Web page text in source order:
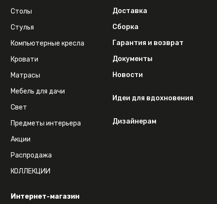
Интернет-магазин
Столы
Стулья
Компьютерные кресла
Кровати
Матрасы
Мебель для дачи
Свет
Предметы интерьера
Акции
Распродажа
КОЛЛЕКЦИИ
Доставка
Сборка
Гарантия и возврат
Документы
Новости
Идеи для вдохновения
Дизайнерам